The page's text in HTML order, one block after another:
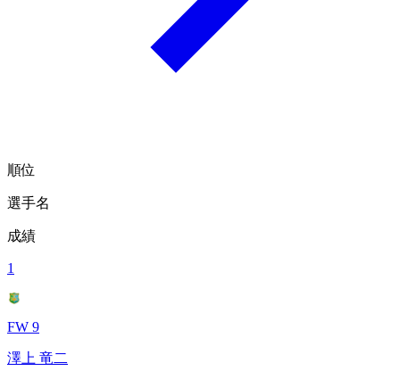
順位
選手名
成績
1
FW 9
澤上 竜二